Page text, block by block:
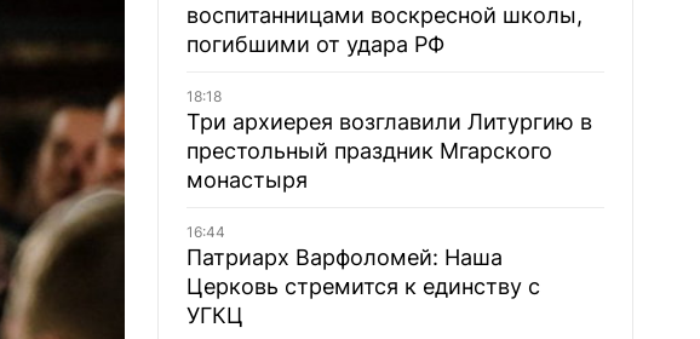
воспитанницами воскресной школы,
погибшими от удара РФ
18:18
Три архиерея возглавили Литургию в
престольный праздник Мгарского
монастыря
16:44
Патриарх Варфоломей: Наша
Церковь стремится к единству с
УГКЦ